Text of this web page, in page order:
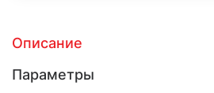
Описание
Параметры